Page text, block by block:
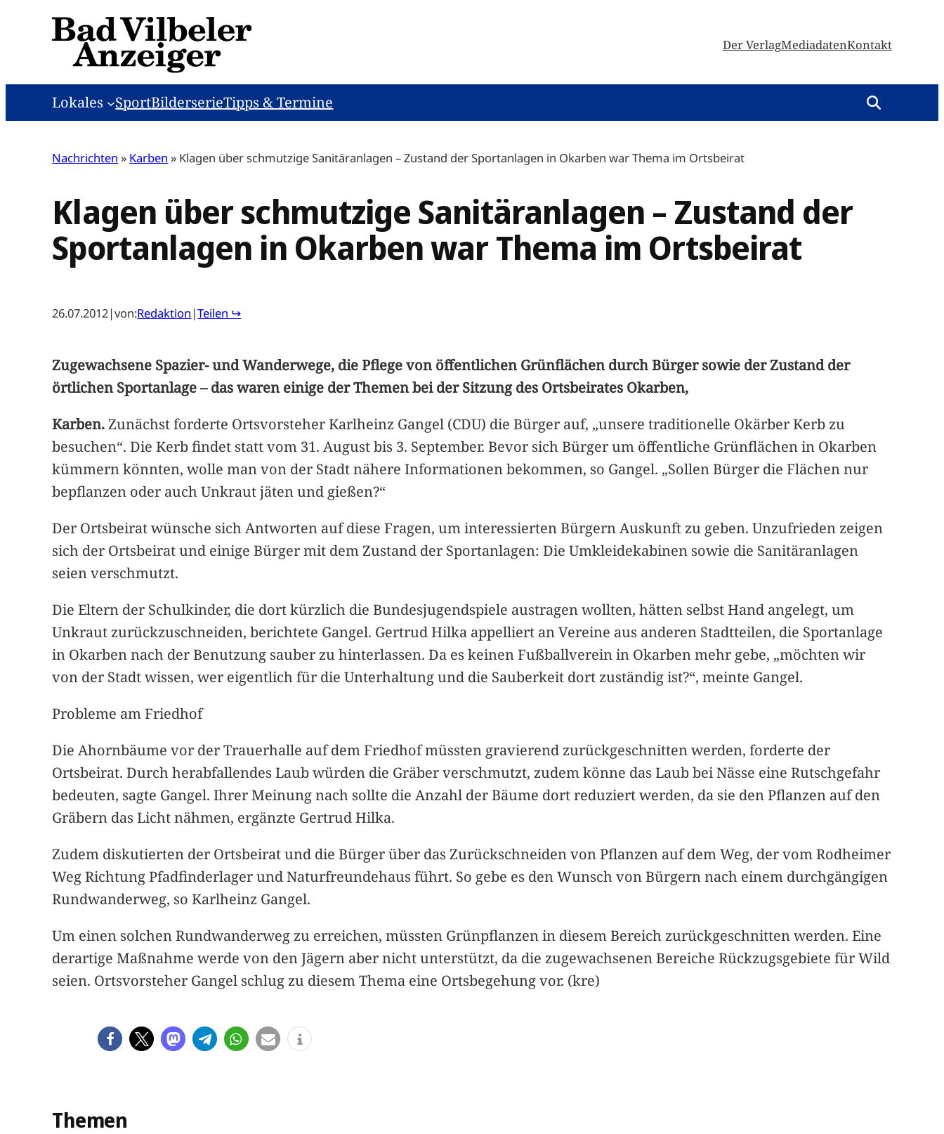
Der VerlagMediadatenKontakt
Lokales SportBilderserieTipps & Termine
Nachrichten » Karben » Klagen über schmutzige Sanitäranlagen – Zustand der Sportanlagen in Okarben war Thema im Ortsbeirat
Klagen über schmutzige Sanitäranlagen – Zustand der
Sportanlagen in Okarben war Thema im Ortsbeirat
26.07.2012|von:Redaktion |Teilen ↪
Zugewachsene Spazier- und Wanderwege, die Pflege von öffentlichen Grünflächen durch Bürger sowie der Zustand der
örtlichen Sportanlage – das waren einige der Themen bei der Sitzung des Ortsbeirates Okarben,
Karben.Zunächst forderte Ortsvorsteher Karlheinz Gangel (CDU) die Bürger auf, „unsere traditionelle Okärber Kerb zu
besuchen“. Die Kerb findet statt vom 31. August bis 3. September. Bevor sich Bürger um öffentliche Grünflächen in Okarben
kümmern könnten, wolle man von der Stadt nähere Informationen bekommen, so Gangel. „Sollen Bürger die Flächen nur
bepflanzen oder auch Unkraut jäten und gießen?“
Der Ortsbeirat wünsche sich Antworten auf diese Fragen, um interessierten Bürgern Auskunft zu geben. Unzufrieden zeigen
sich der Ortsbeirat und einige Bürger mit dem Zustand der Sportanlagen: Die Umkleidekabinen sowie die Sanitäranlagen
seien verschmutzt.
Die Eltern der Schulkinder, die dort kürzlich die Bundesjugendspiele austragen wollten, hätten selbst Hand angelegt, um
Unkraut zurückzuschneiden, berichtete Gangel. Gertrud Hilka appelliert an Vereine aus anderen Stadtteilen, die Sportanlage
in Okarben nach der Benutzung sauber zu hinterlassen. Da es keinen Fußballverein in Okarben mehr gebe, „möchten wir
von der Stadt wissen, wer eigentlich für die Unterhaltung und die Sauberkeit dort zuständig ist?“, meinte Gangel.
Probleme am Friedhof
Die Ahornbäume vor der Trauerhalle auf dem Friedhof müssten gravierend zurückgeschnitten werden, forderte der
Ortsbeirat. Durch herabfallendes Laub würden die Gräber verschmutzt, zudem könne das Laub bei Nässe eine Rutschgefahr
bedeuten, sagte Gangel. Ihrer Meinung nach sollte die Anzahl der Bäume dort reduziert werden, da sie den Pflanzen auf den
Gräbern das Licht nähmen, ergänzte Gertrud Hilka.
Zudem diskutierten der Ortsbeirat und die Bürger über das Zurückschneiden von Pflanzen auf dem Weg, der vom Rodheimer
Weg Richtung Pfadfinderlager und Naturfreundehaus führt. So gebe es den Wunsch von Bürgern nach einem durchgängigen
Rundwanderweg, so Karlheinz Gangel.
Um einen solchen Rundwanderweg zu erreichen, müssten Grünpflanzen in diesem Bereich zurückgeschnitten werden. Eine
derartige Maßnahme werde von den Jägern aber nicht unterstützt, da die zugewachsenen Bereiche Rückzugsgebiete für Wild
seien. Ortsvorsteher Gangel schlug zu diesem Thema eine Ortsbegehung vor. (kre)
Themen